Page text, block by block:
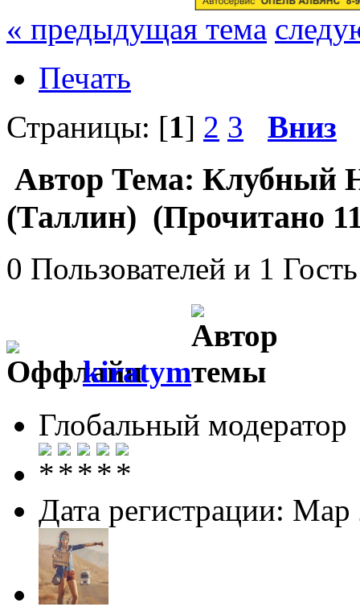
« предыдущая тема
Печать
Страницы: [1] 2 3 Вниз
Автор Тема: Клубный
(Таллин) (Прочитано
0 Пользователей и 1
kiratym
Глобальный модератор
Дата регистрации: Мар